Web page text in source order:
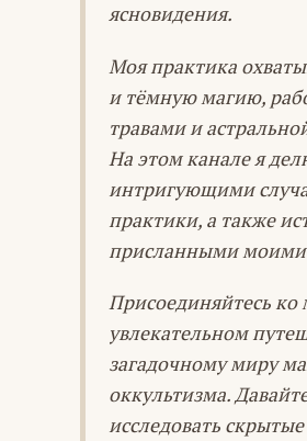
ясновидения.
Моя практика
и тёмную магию,
травами и
На этом канале я
интригующими
практики, а также
присланными моими
Присоединяйтесь ко
увлекательном
загадочному миру
оккультизма.
исследовать